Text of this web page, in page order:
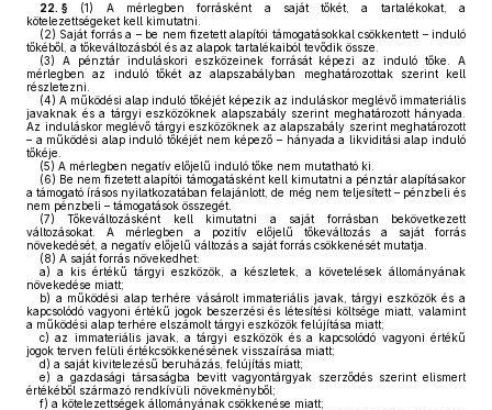
22. § (1)
A mérlegben forrásként a saját tőkét, a tartalékokat, a
kötelezettségeket kell kimutatni.
(2) Saját forrás a – be nem fizetett alapítói támogatásokkal csökkentett – induló
tőkéből, a tőkeváltozásból és az alapok tartalékaiból tevődik össze.
(3) A pénztár induláskori eszközeinek forrását képezi az induló tőke. A
mérlegben az induló tőkét az alapszabályban meghatározottak szerint kell
részletezni.
(4) A működési alap induló tőkéjét képezik az induláskor meglévő immateriális
javaknak és a tárgyi eszközöknek alapszabály szerint meghatározott hányada.
Az induláskor meglévő tárgyi eszközöknek az alapszabály szerint meghatározott
– a működési alap induló tőkéjét nem képező – hányada a likviditási alap induló
tőkéje.
(5) A mérlegben negatív előjelű induló tőke nem mutatható ki.
(6) Be nem fizetett alapítói támogatásként kell kimutatni a pénztár alapításakor
a támogató írásos nyilatkozatában felajánlott, de még nem teljesített – pénzbeli és
nem pénzbeli – támogatások összegét.
(7) Tőkeváltozásként kell kimutatni a saját forrásban bekövetkezett
változásokat. A mérlegben a pozitív előjelű tőkeváltozás a saját forrás
növekedését, a negatív előjelű változás a saját forrás csökkenését mutatja.
(8) A saját forrás növekedhet:
a) a kis értékű tárgyi eszközök, a készletek, a követelések állományának
növekedése miatt;
b) a működési alap terhére vásárolt immateriális javak, tárgyi eszközök és a
kapcsolódó vagyoni értékű jogok beszerzési és létesítési költsége miatt, valamint
a működési alap terhére elszámolt tárgyi eszközök felújítása miatt;
c) az immateriális javak, a tárgyi eszközök és a kapcsolódó vagyoni értékű
jogok terven felüli értékcsökkenésének visszaírása miatt;
d) a saját kivitelezésű beruházás, felújítás miatt;
e) a gazdasági társaságba bevitt vagyontárgyak szerződés szerint elismert
értékéből származó rendkívüli növekményből;
f) a kötelezettségek állományának csökkenése miatt;